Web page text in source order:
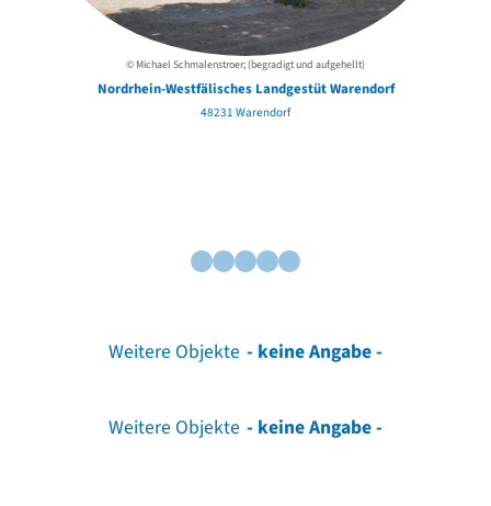
© Michael Schmalenstroer; (begradigt und aufgehellt)
Nordrhein-Westfälisches Landgestüt Warendorf
48231 Warendorf
Weitere Objekte - keine Angabe -
Weitere Objekte - keine Angabe -